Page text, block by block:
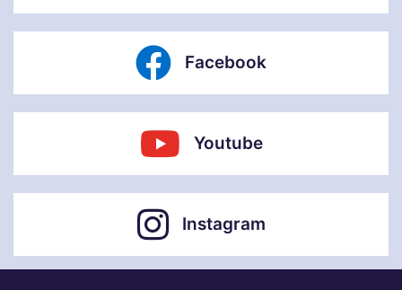
Facebook
Youtube
Instagram